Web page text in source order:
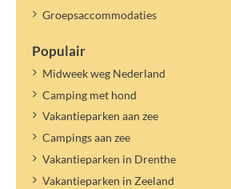
Groepsaccommodaties
Populair
Midweek weg Nederland
Camping met hond
Vakantieparken aan zee
Campings aan zee
Vakantieparken in Drenthe
Vakantieparken in Zeeland